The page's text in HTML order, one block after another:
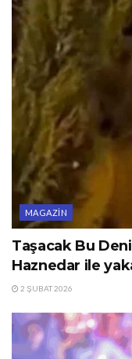
MAGAZIN
Taşacak Bu
Haznedar ile
2 ŞUBAT 2026